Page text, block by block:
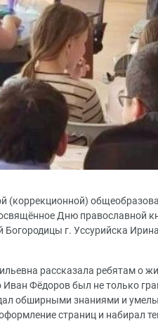
(коррекционной)
Дню православной
Богородицы г. Уссурийска
рассказала ребятам о
Иван Фёдоров был не только
обширными знаниями и
страниц и набирал